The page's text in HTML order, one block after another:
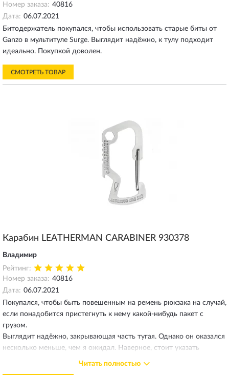
Номер заказа: 40816
Дата: 06.07.2021
Битодержатель покупался, чтобы использовать старые биты от
Ganzo в мультитуле Surge. Выглядит надёжно, к тулу подходит
идеально. Покупкой доволен.
СМОТРЕТЬ ТОВАР
Карабин LEATHERMAN CARABINER 930378
Владимир
Рейтинг:
Номер заказа: 40816
Дата: 06.07.2021
Покупался, чтобы быть повешенным на ремень рюкзака на случай,
если понадобится пристегнуть к нему какой-нибудь пакет с
грузом.
Выглядит надёжно, закрывающая часть тугая. Однако он оказался
несколько меньше, чем я ожидал. Наверное, стоит указать
размеры в разделе описания.
Читать полностью